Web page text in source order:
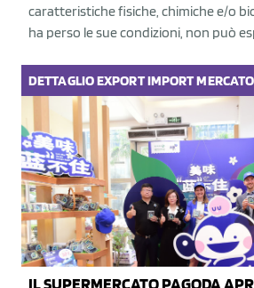
caratteristiche fisiche, chimiche e/o
ha perso le sue condizioni, non può
DETTAGLIOEXPORTIMPORTMERCATO